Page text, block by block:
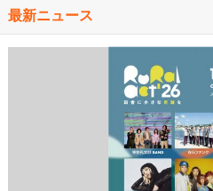
最新ニュース